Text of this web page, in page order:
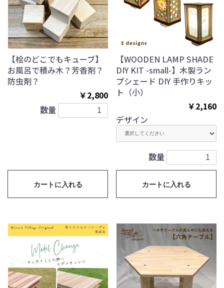
【桧のどこでもキューブ】
お風呂で積み木？芳香剤？
防虫剤？
￥2,800
数量
カートに入れる
【WOODEN LAMP SHADE
DIY KIT -small-】木製ラン
プシェード DIY 手作りキッ
ト（小）
￥2,160
デザイン
数量
カートに入れる